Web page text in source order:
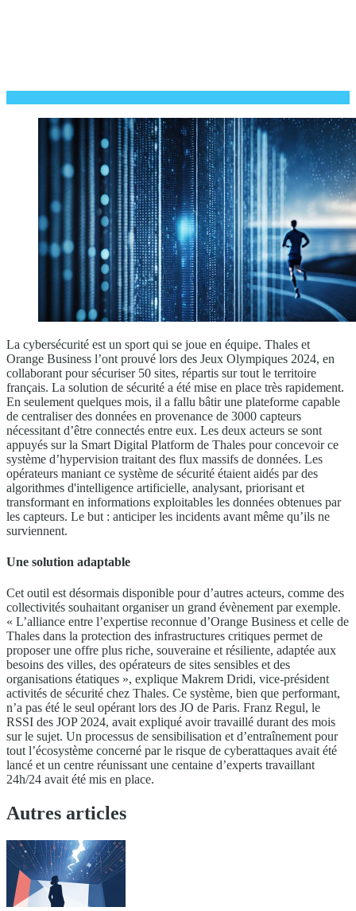
La cybersécurité est un sport qui se joue en équipe. Thales et
Orange Business l’ont prouvé lors des Jeux Olympiques 2024, en
collaborant pour sécuriser 50 sites, répartis sur tout le territoire
français. La solution de sécurité a été mise en place très rapidement.
En seulement quelques mois, il a fallu bâtir une plateforme capable
de centraliser des données en provenance de 3000 capteurs
nécessitant d’être connectés entre eux. Les deux acteurs se sont
appuyés sur la Smart Digital Platform de Thales pour concevoir ce
système d’hypervision traitant des flux massifs de données. Les
opérateurs maniant ce système de sécurité étaient aidés par des
algorithmes d'intelligence artificielle, analysant, priorisant et
transformant en informations exploitables les données obtenues par
les capteurs. Le but : anticiper les incidents avant même qu’ils ne
surviennent.
Une solution adaptable
Cet outil est désormais disponible pour d’autres acteurs, comme des
collectivités souhaitant organiser un grand évènement par exemple.
« L’alliance entre l’expertise reconnue d’Orange Business et celle de
Thales dans la protection des infrastructures critiques permet de
proposer une offre plus riche, souveraine et résiliente, adaptée aux
besoins des villes, des opérateurs de sites sensibles et des
organisations étatiques », explique Makrem Dridi, vice-président
activités de sécurité chez Thales. Ce système, bien que performant,
n’a pas été le seul opérant lors des JO de Paris. Franz Regul, le
RSSI des JOP 2024, avait expliqué avoir travaillé durant des mois
sur le sujet. Un processus de sensibilisation et d’entraînement pour
tout l’écosystème concerné par le risque de cyberattaques avait été
lancé et un centre réunissant une centaine d’experts travaillant
24h/24 avait été mis en place.
Autres articles